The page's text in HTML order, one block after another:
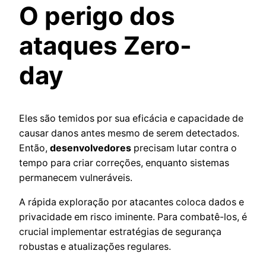
O perigo dos
ataques Zero-
day
Eles são temidos por sua eficácia e capacidade de
causar danos antes mesmo de serem detectados.
Então, desenvolvedores precisam lutar contra o
tempo para criar correções, enquanto sistemas
permanecem vulneráveis.
A rápida exploração por atacantes coloca dados e
privacidade em risco iminente. Para combatê-los, é
crucial implementar estratégias de segurança
robustas e atualizações regulares.